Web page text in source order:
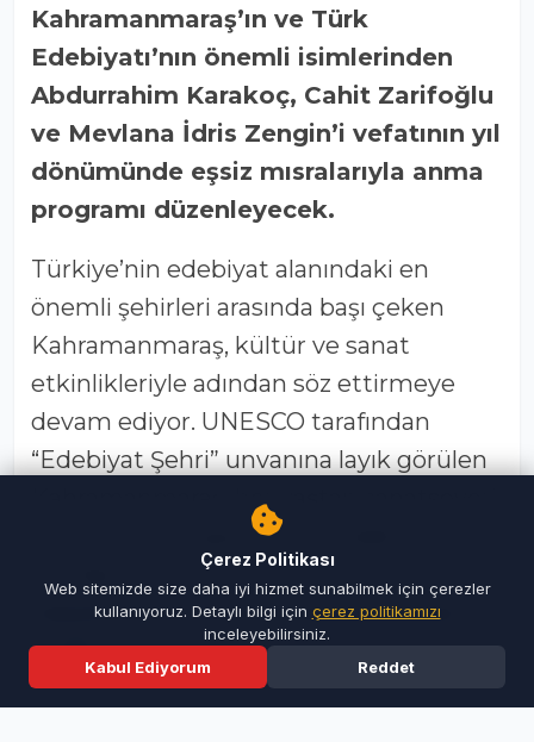
Kahramanmaraş’ın ve Türk
Edebiyatı’nın önemli isimlerinden
Abdurrahim Karakoç, Cahit Zarifoğlu
ve Mevlana İdris Zengin’i vefatının yıl
dönümünde eşsiz mısralarıyla anma
programı düzenleyecek.
Türkiye’nin edebiyat alanındaki en
önemli şehirleri arasında başı çeken
Kahramanmaraş, kültür ve sanat
etkinlikleriyle adından söz ettirmeye
devam ediyor. UNESCO tarafından
“Edebiyat Şehri” unvanına layık görülen
Kahramanmaraş, her yaştan sanatseveri
buluşturan programlarıyla edebi
kimliğini güçlendirmeyi sürdürüyor. Bu
kapsamda, 7 Haziran Pazar günü saat
20.30’da Abdurrahim Karakoç, Cahit
Zarifoğlu ve Mevlana İdris Zengin’in
Ana Sayfa Son Dakika
Çerez Politikası
Web sitemizde size daha iyi hizmet sunabilmek için çerezler
kullanıyoruz. Detaylı bilgi için çerez politikamızı
inceleyebilirsiniz.
Kabul Ediyorum
Reddet